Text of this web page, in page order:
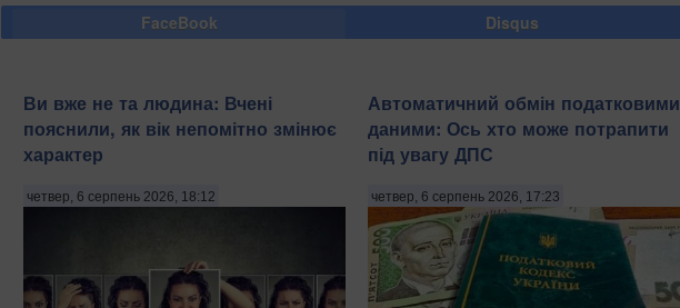
FaceBook Disqus
Ви вже не та людина: Вчені
пояснили, як вік непомітно змінює
характер
четвер, 6 серпень 2026, 18:12
Автоматичний обмін податковими
даними: Ось хто може потрапити
під увагу ДПС
четвер, 6 серпень 2026, 17:23